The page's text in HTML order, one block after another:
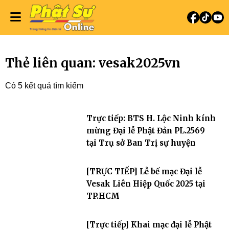
Thẻ liên quan: vesak2025vn
Có 5 kết quả tìm kiếm
Trực tiếp: BTS H. Lộc Ninh kính
mừng Đại lễ Phật Đản PL.2569
tại Trụ sở Ban Trị sự huyện
[TRỰC TIẾP] Lễ bế mạc Đại lễ
Vesak Liên Hiệp Quốc 2025 tại
TP.HCM
[Trực tiếp] Khai mạc đại lễ Phật